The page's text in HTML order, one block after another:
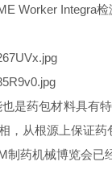
Worker Integra
是药包材料具有
，从根源上保证
制药机械博览会已